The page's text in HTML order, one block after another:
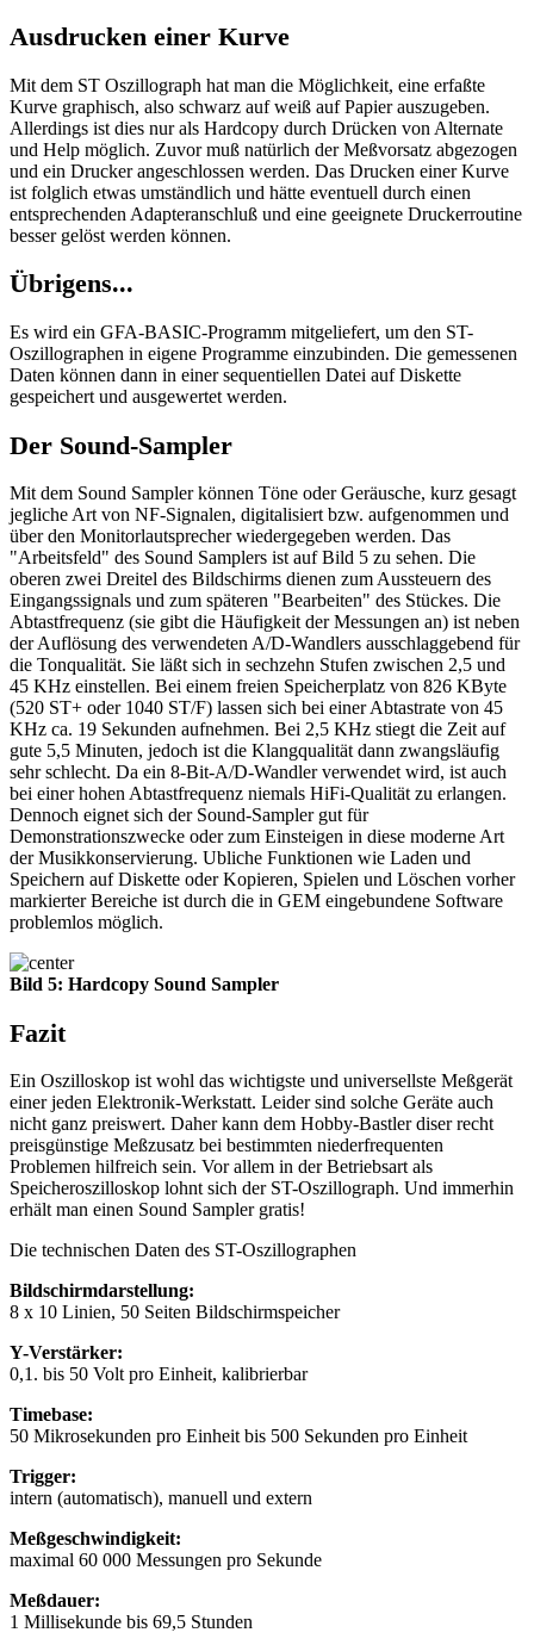
Ausdrucken einer Kurve
Mit dem ST Oszillograph hat man die Möglichkeit, eine erfaßte
Kurve graphisch, also schwarz auf weiß auf Papier auszugeben.
Allerdings ist dies nur als Hardcopy durch Drücken von Alternate
und Help möglich. Zuvor muß natürlich der Meßvorsatz abgezogen
und ein Drucker angeschlossen werden. Das Drucken einer Kurve
ist folglich etwas umständlich und hätte eventuell durch einen
entsprechenden Adapteranschluß und eine geeignete Druckerroutine
besser gelöst werden können.
Übrigens...
Es wird ein GFA-BASIC-Programm mitgeliefert, um den ST-
Oszillographen in eigene Programme einzubinden. Die gemessenen
Daten können dann in einer sequentiellen Datei auf Diskette
gespeichert und ausgewertet werden.
Der Sound-Sampler
Mit dem Sound Sampler können Töne oder Geräusche, kurz gesagt
jegliche Art von NF-Signalen, digitalisiert bzw. aufgenommen und
über den Monitorlautsprecher wiedergegeben werden. Das
"Arbeitsfeld" des Sound Samplers ist auf Bild 5 zu sehen. Die
oberen zwei Dreitel des Bildschirms dienen zum Aussteuern des
Eingangssignals und zum späteren "Bearbeiten" des Stückes. Die
Abtastfrequenz (sie gibt die Häufigkeit der Messungen an) ist neben
der Auflösung des verwendeten A/D-Wandlers ausschlaggebend für
die Tonqualität. Sie läßt sich in sechzehn Stufen zwischen 2,5 und
45 KHz einstellen. Bei einem freien Speicherplatz von 826 KByte
(520 ST+ oder 1040 ST/F) lassen sich bei einer Abtastrate von 45
KHz ca. 19 Sekunden aufnehmen. Bei 2,5 KHz stiegt die Zeit auf
gute 5,5 Minuten, jedoch ist die Klangqualität dann zwangsläufig
sehr schlecht. Da ein 8-Bit-A/D-Wandler verwendet wird, ist auch
bei einer hohen Abtastfrequenz niemals HiFi-Qualität zu erlangen.
Dennoch eignet sich der Sound-Sampler gut für
Demonstrationszwecke oder zum Einsteigen in diese moderne Art
der Musikkonservierung. Ubliche Funktionen wie Laden und
Speichern auf Diskette oder Kopieren, Spielen und Löschen vorher
markierter Bereiche ist durch die in GEM eingebundene Software
problemlos möglich.
Bild 5: Hardcopy Sound Sampler
Fazit
Ein Oszilloskop ist wohl das wichtigste und universellste Meßgerät
einer jeden Elektronik-Werkstatt. Leider sind solche Geräte auch
nicht ganz preiswert. Daher kann dem Hobby-Bastler diser recht
preisgünstige Meßzusatz bei bestimmten niederfrequenten
Problemen hilfreich sein. Vor allem in der Betriebsart als
Speicheroszilloskop lohnt sich der ST-Oszillograph. Und immerhin
erhält man einen Sound Sampler gratis!
Die technischen Daten des ST-Oszillographen
Bildschirmdarstellung:
8 x 10 Linien, 50 Seiten Bildschirmspeicher
Y-Verstärker:
0,1. bis 50 Volt pro Einheit, kalibrierbar
Timebase:
50 Mikrosekunden pro Einheit bis 500 Sekunden pro Einheit
Trigger:
intern (automatisch), manuell und extern
Meßgeschwindigkeit:
maximal 60 000 Messungen pro Sekunde
Meßdauer:
1 Millisekunde bis 69,5 Stunden